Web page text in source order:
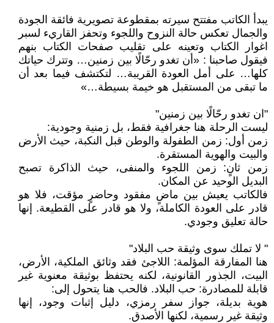
يبدأ الكاتب مفتتح سيرته بمقطوعة تصويرية فائقة الجودة
والجمال تعكس حالة النزوح واللجوء وتحفز القاريء لسبر
اغوار الكتاب وتعينه على تقليب صفحات الكتاب بنهم
فيقول صاحبنا : «أن تغدو رحّالًا بين زمنين… وتترك حياتك
كلها… على أمل العودة القريبة… لتكتشف فيما بعد أن
ما تبقى من المستقبل هو خيمة بسيطة…»
"ان تغدو رحّالًا بين زمنين"
ليست الرحلة هنا جغرافية فقط، بل زمنية وجودية:
زمن أول: زمن الطفولة والوطن قبل النكبة، حيث الأرض
والبيت والهوية المستقرة.
زمن ثانٍ: زمن اللجوء والمنفى، حيث الذاكرة تصبح
البديل الوحيد عن المكان.
فالكاتب يعيش بين ماضٍ مفقود وحاضرٍ مؤقت، فلا هو
قادر على العودة الكاملة، ولا هو قادر على القطيعة. إنها
حالة تعليق وجودي.
" لا تملك سوى وثيقة حب البلاد"
هنا المفارقة المؤلمة: اللاجئ فقد وثائق الملكية، الأرض،
البيت، الجذور القانونية، لكنه يحتفظ بوثيقة معنوية غير
قابلة للمصادرة: حب البلاد. فالحب هنا يتحول إلى:
هوية بديلة، جواز سفر رمزي، دليل إثبات وجود، إنها
وثيقة غير رسمية، لكنها الأصدق.